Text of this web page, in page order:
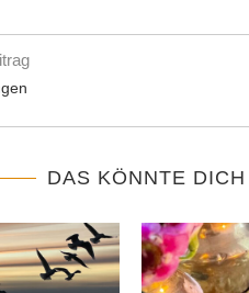
DAS KÖNNTE